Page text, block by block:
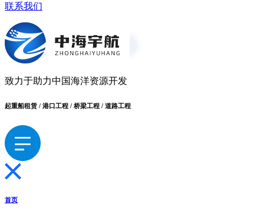
联系我们
致力于助力中国海洋资源开发
起重船租赁 / 港口工程 / 桥梁工程 / 道路工程
首页